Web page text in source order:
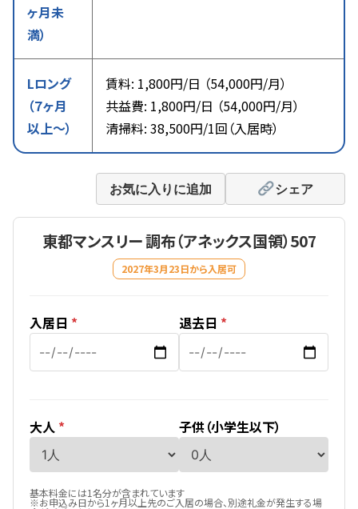
ヶ月未
満）
Lロング
（７ヶ月
以上〜）
賃料: 1,800円/日 （54,000円/月）
共益費: 1,800円/日 （54,000円/月）
清掃料: 38,500円/1回（入居時）
お気に入りに追加 シェア
東都マンスリー 調布（アネックス国領）507
2027年3月23日から入居可
入居日 * 退去日 *
大人 * 子供（小学生以下）
基本料金には1名分が含まれています
※お申込み日から1ヶ月以上先のご入居の場合、別途礼金が発生する場